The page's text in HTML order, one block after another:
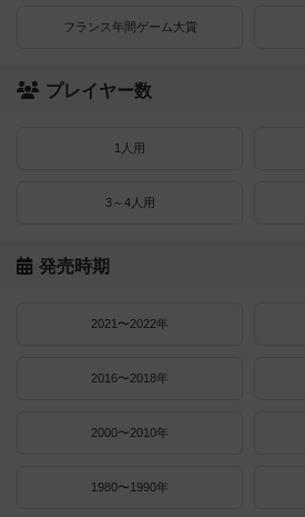
フランス年間ゲーム大賞
プレイヤー数
1人用
3～4人用
発売時期
2021〜2022年
2016〜2018年
2000〜2010年
1980〜1990年